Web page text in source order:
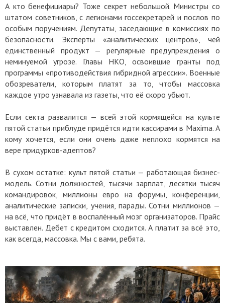
А кто бенефициары? Тоже секрет небольшой. Министры со
штатом советников, с легионами госсекретарей и послов по
особым поручениям. Депутаты, заседающие в комиссиях по
безопасности. Эксперты «аналитических центров», чей
единственный продукт — регулярные предупреждения о
неминуемой угрозе. Главы НКО, освоившие гранты под
программы «противодействия гибридной агрессии». Военные
обозреватели, которым платят за то, чтобы массовка
каждое утро узнавала из газеты, что её скоро убьют.
Если секта развалится — всей этой кормящейся на культе
пятой статьи приблуде придётся идти кассирами в Maxima. А
кому хочется, если они очень даже неплохо кормятся на
вере придурков-адептов?
В сухом остатке: культ пятой статьи — работающая бизнес-
модель. Сотни должностей, тысячи зарплат, десятки тысяч
командировок, миллионы евро на форумы, конференции,
аналитические записки, учения, парады. Сотни миллионов —
на всё, что придёт в воспалённый мозг организаторов. Прайс
выставлен. Дебет с кредитом сходится. А платит за всё это,
как всегда, массовка. Мы с вами, ребята.